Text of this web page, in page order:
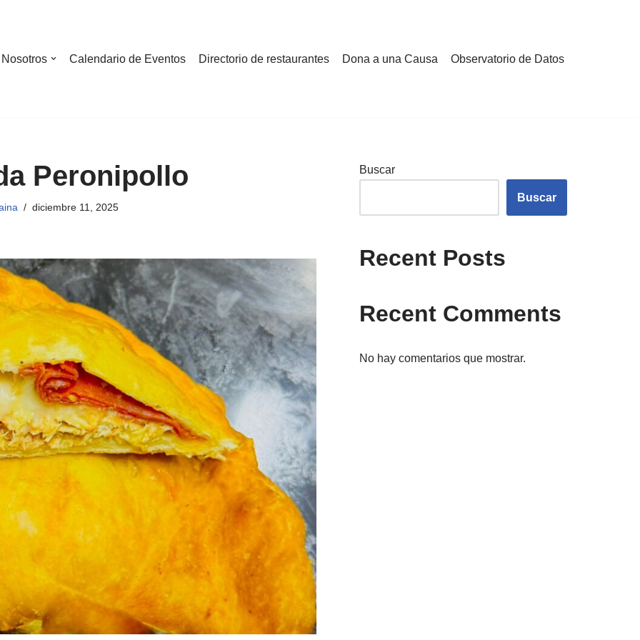
Nosotros Calendario de Eventos Directorio de restaurantes Dona a una Causa Observatorio de Datos
Peronipollo
diciembre 11, 2025
Buscar
Buscar
Recent Posts
Recent Comments
No hay comentarios que mostrar.